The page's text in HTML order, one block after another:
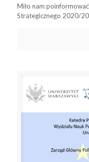
Miło nam
Strategicznego 2020/